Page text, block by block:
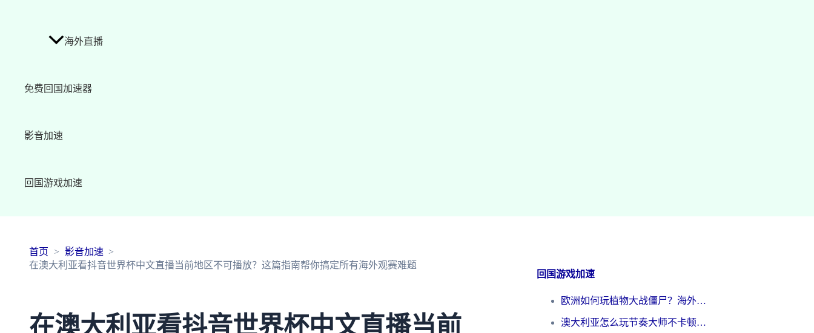
海外直播
免费回国加速器
影音加速
回国游戏加速
首页
影音加速
在澳大利亚看抖音世界杯中文直播当前地区不可播放？这篇指南帮你搞定所有海外观赛难题
在澳大利亚看抖音世界杯中文直播当前
回国游戏加速
欧洲如何玩植物大战僵尸？海外党国服游戏加速避坑指南（附实测对比）
澳大利亚怎么玩节奏大师不卡顿？海外党国服游戏加速终极指南